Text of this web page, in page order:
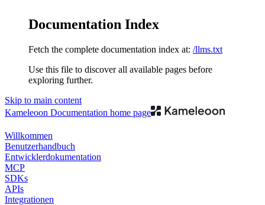
Documentation Index
Fetch the complete documentation index at: /llms.txt
Use this file to discover all available pages before
exploring further.
Skip to main content
Kameleoon Documentation home page
Willkommen
Benutzerhandbuch
Entwicklerdokumentation
MCP
SDKs
APIs
Integrationen